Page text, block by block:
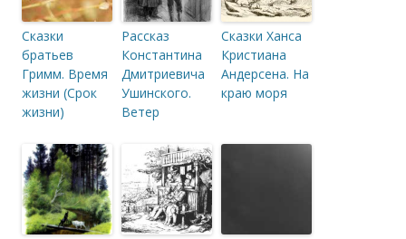
Сказки
братьев
Гримм. Время
жизни (Срок
жизни)
Рассказ
Константина
Дмитриевича
Ушинского.
Ветер
Сказки Ханса
Кристиана
Андерсена. На
краю моря